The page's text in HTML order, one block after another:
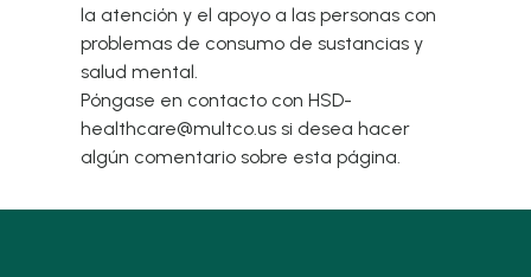
la atención y el apoyo a las personas con
problemas de consumo de sustancias y
salud mental.
Póngase en contacto con HSD-
healthcare@multco.us si desea hacer
algún comentario sobre esta página.